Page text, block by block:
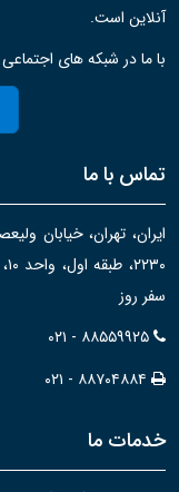
آنلاین است.
با ما در شبکه های
تماس با ما
ایران، تهران، خیابان
سفر روز
۰۲۱ - ۸۸۵۵۹۹۲۵
۰۲۱ - ۸۸۷۰۴۸۸۴
خدمات ما